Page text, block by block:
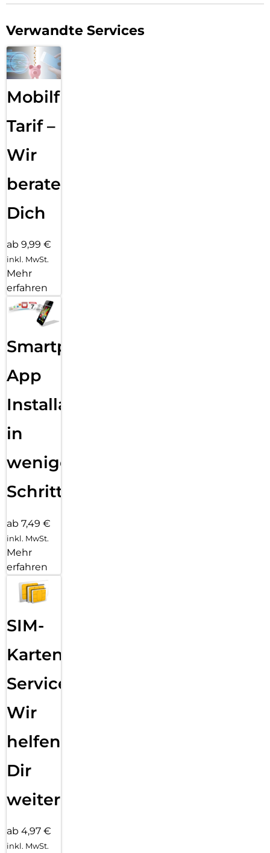
Verwandte Services
Mobilfunk
Tarif –
Wir
beraten
Dich
ab 9,99 €
inkl. MwSt.
Mehr
erfahren
Smartphone
App
Installation
in
wenigen
Schritten
ab 7,49 €
inkl. MwSt.
Mehr
erfahren
SIM-
Karten
Service:
Wir
helfen
Dir
weiter
ab 4,97 €
inkl. MwSt.